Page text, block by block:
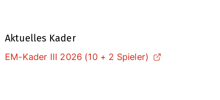
Aktuelles Kader
EM-Kader III 2026 (10 + 2 Spieler)